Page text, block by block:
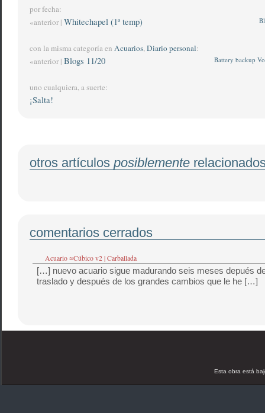
por fecha:
«anterior | Whitechapel (1ª temp)
con la misma categoría en Acuarios,Diario personal:
Battery backup
«anterior | Blogs 11/20
uno cualquiera, a suerte:
¡Salta!
otros artículos posiblemente
comentarios cerrados
Acuario ≈Cúbico v2 | Carballada
[…] nuevo acuario sigue madurando seis meses depués
traslado y después de los grandes cambios que le he […]
Esta obra está